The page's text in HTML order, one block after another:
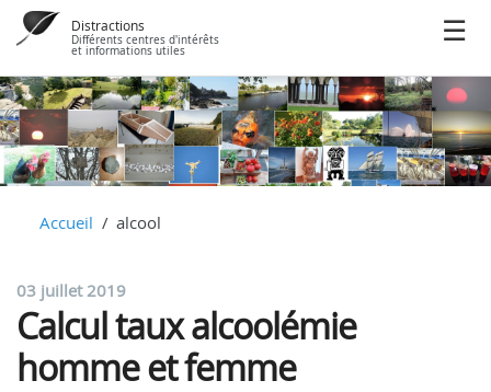
Distractions
Différents centres d'intérêts
et informations utiles
Accueil alcool
03 juillet 2019
Calcul taux alcoolémie
homme et femme